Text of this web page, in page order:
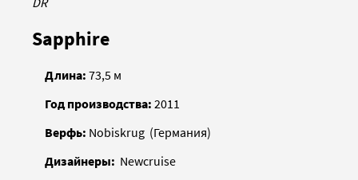
Sapphire
Длина: 73,5 м
Год производства: 2011
Верфь: Nobiskrug (Германия)
Дизайнеры: Newcruise